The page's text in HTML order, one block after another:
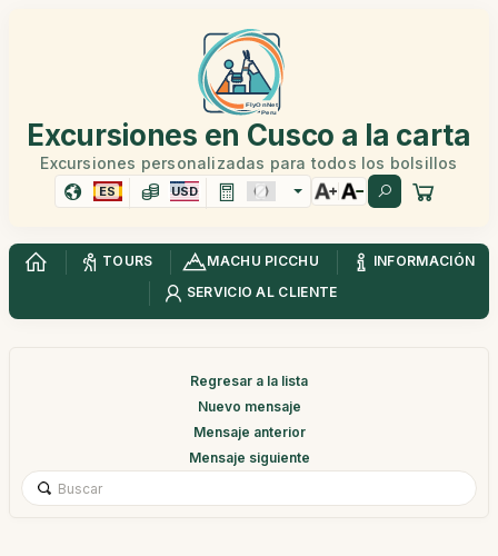
Excursiones en Cusco a la carta
Excursiones personalizadas para todos los bolsillos
ES USD
TOURS MACHU PICCHU
INFORMACIÓN
SERVICIO AL CLIENTE
Regresar a la lista
Nuevo mensaje
Mensaje anterior
Mensaje siguiente